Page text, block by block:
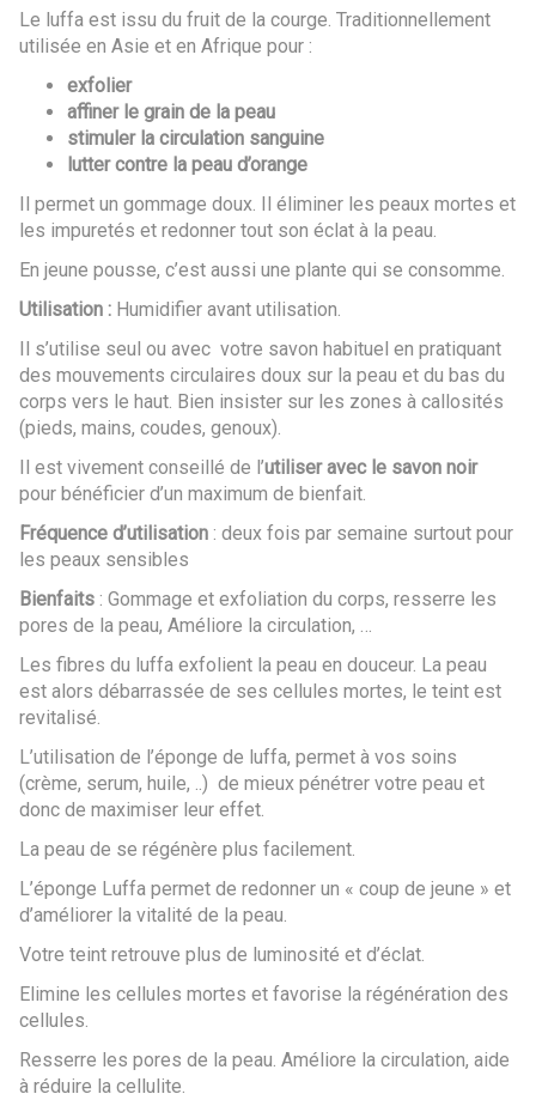
Le luffa est issu du fruit de la courge. Traditionnellement
utilisée en Asie et en Afrique pour :
exfolier
affiner le grain de la peau
stimuler la circulation sanguine
lutter contre la peau d’orange
Il permet un gommage doux. Il éliminer les peaux mortes et
les impuretés et redonner tout son éclat à la peau.
En jeune pousse, c’est aussi une plante qui se consomme.
Utilisation : Humidifier avant utilisation.
Il s’utilise seul ou avec votre savon habituel en pratiquant
des mouvements circulaires doux sur la peau et du bas du
corps vers le haut. Bien insister sur les zones à callosités
(pieds, mains, coudes, genoux).
Il est vivement conseillé de l’utiliser avec le savon noir
pour bénéficier d’un maximum de bienfait.
Fréquence d’utilisation : deux fois par semaine surtout pour
les peaux sensibles
Bienfaits : Gommage et exfoliation du corps, resserre les
pores de la peau, Améliore la circulation, …
Les fibres du luffa exfolient la peau en douceur. La peau
est alors débarrassée de ses cellules mortes, le teint est
revitalisé.
L’utilisation de l’éponge de luffa, permet à vos soins
(crème, serum, huile, ..) de mieux pénétrer votre peau et
donc de maximiser leur effet.
La peau de se régénère plus facilement.
L’éponge Luffa permet de redonner un « coup de jeune » et
d’améliorer la vitalité de la peau.
Votre teint retrouve plus de luminosité et d’éclat.
Elimine les cellules mortes et favorise la régénération des
cellules.
Resserre les pores de la peau. Améliore la circulation, aide
à réduire la cellulite.